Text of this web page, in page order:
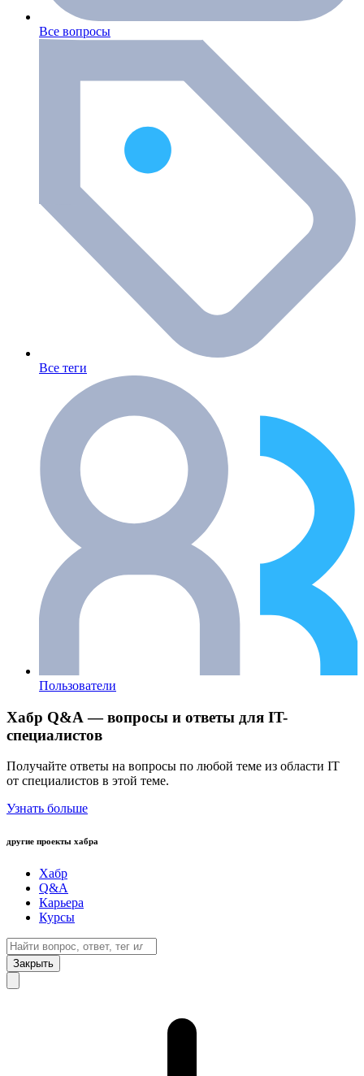
Все вопросы
Все теги
Пользователи
Хабр Q&A — вопросы и ответы для IT-
специалистов
Получайте ответы на вопросы по любой теме из области IT
от специалистов в этой теме.
Узнать больше
другие проекты хабра
Хабр
Q&A
Карьера
Курсы
Закрыть